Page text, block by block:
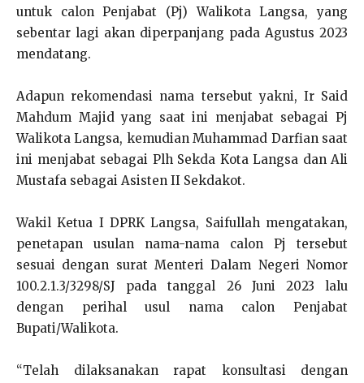
untuk calon Penjabat (Pj) Walikota Langsa, yang
sebentar lagi akan diperpanjang pada Agustus 2023
mendatang.
Adapun rekomendasi nama tersebut yakni, Ir Said
Mahdum Majid yang saat ini menjabat sebagai Pj
Walikota Langsa, kemudian Muhammad Darfian saat
ini menjabat sebagai Plh Sekda Kota Langsa dan Ali
Mustafa sebagai Asisten II Sekdakot.
Wakil Ketua I DPRK Langsa, Saifullah mengatakan,
penetapan usulan nama-nama calon Pj tersebut
sesuai dengan surat Menteri Dalam Negeri Nomor
100.2.1.3/3298/SJ pada tanggal 26 Juni 2023 lalu
dengan perihal usul nama calon Penjabat
Bupati/Walikota.
“Telah dilaksanakan rapat konsultasi dengan